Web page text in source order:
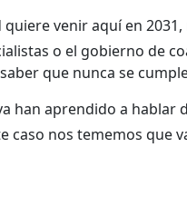
quiere venir aquí en
o el gobierno de
que nunca se
han aprendido a hablar
caso nos tememos